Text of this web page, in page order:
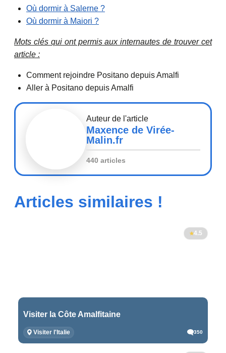
Où dormir à Salerne ?
Où dormir à Maiori ?
Mots clés qui ont permis aux internautes de trouver cet
article :
Comment rejoindre Positano depuis Amalfi
Aller à Positano depuis Amalfi
Auteur de l'article
Maxence de Virée-
Malin.fr
440 articles
Articles similaires !
4.5
Visiter la Côte Amalfitaine
Visiter l'Italie 350